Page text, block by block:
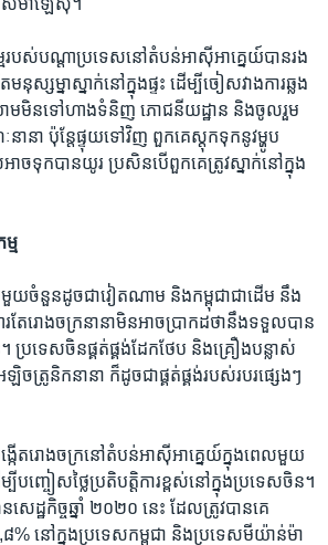
ម​របស់​បណ្ដា​ប្រទេស​នៅ​តំបន់​អាស៊ីអាគ្នេយ៍​បាន​រង​
សម្នា​ស្នាក់នៅ​ក្នុង​ផ្ទះ ដើម្បី​ចៀសវាង​ការ​ឆ្លង​
យាម​មិន​ទៅ​ហាង​ទំនិញ ភោជនីយដ្ឋាន និង​ចូលរួម​
នានា ប៉ុន្តែ​ផ្ទុយ​ទៅ​វិញ ពួកគេ​ស្តុក​ទុក​នូវ​ម្ហូប​
ាច​ទុក​បាន​យូរ ប្រសិនបើ​ពួកគេ​ត្រូវ​ស្នាក់នៅ​ក្នុង​
ម
យ​ចំនួន​ដូចជា​វៀតណាម និង​កម្ពុជា​ជា​ដើម នឹង​
ែ​រោងចក្រ​នានា​មិន​អាច​ប្រាកដ​ថា​នឹង​ទទួល​បាន​
ប្រទេស​ចិន​ផ្គត់ផ្គង់​ដែក​ថែប និង​គ្រឿង​បន្លាស់​
ត្រូនិក​នានា ក៏​ដូចជា​ផ្គត់ផ្គង់​របស់របរ​ផ្សេងៗ​
ើត​រោងចក្រ​នៅ​តំបន់​អាស៊ីអាគ្នេយ៍​ក្នុង​ពេល​មួយ​
បី​បញ្ចៀស​ថ្លៃ​ប្រតិបត្តិការ​ខ្ពស់​នៅ​ក្នុង​ប្រទេស​ចិន។
ឋកិច្ច​ឆ្នាំ ២០២០ នេះ ដែល​ត្រូវ​បាន​គេ​
% នៅ​ក្នុង​ប្រទេស​កម្ពុជា និង​ប្រទេស​មីយ៉ាន់ម៉ា